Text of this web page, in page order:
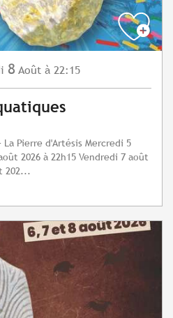
8 Août à 22:15
Pierre d'Artésis Mercredi 5
2026 à 22h15 Vendredi 7 août
202...